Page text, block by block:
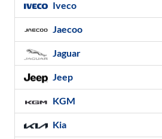
Iveco
Jaecoo
Jaguar
Jeep
KGM
Kia